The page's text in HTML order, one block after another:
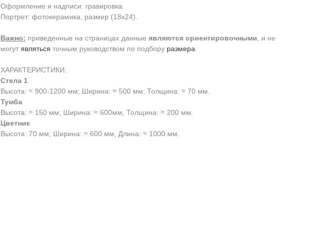
Оформление и надписи: гравировка.
Портрет: фотокерамика, размер (18х24).
Важно: приведенные на страницах данные являются ориентировочными , и не
могут являться точным руководством по подбору размера
ХАРАКТЕРИСТИКИ:
Стела 1
Высота: ≈ 900-1200 мм; Ширина: ≈ 500 мм; Толщина: ≈ 70 мм.
Тумба
Высота: ≈ 150 мм; Ширина: ≈ 600мм, Толщина: ≈ 200 мм.
Цветник
Высота: 70 мм; Ширина: ≈ 600 мм, Длина: ≈ 1000 мм.